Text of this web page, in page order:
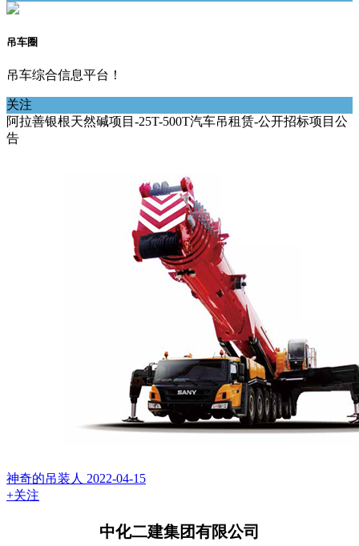
吊车圈
吊车综合信息平台！
关注
阿拉善银根天然碱项目-25T-500T汽车吊租赁-公开招标项目公
告
神奇的吊装人 2022-04-15
+关注
中化二建集团有限公司